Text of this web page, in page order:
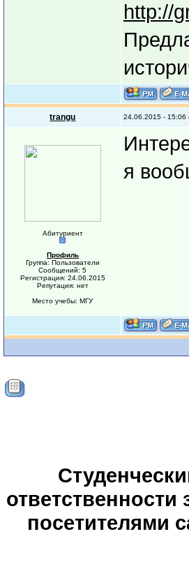
http://
trangu 24.06.2015 - 15:06
Абитуриент
Профиль
Группа: Пользователи
Сообщений: 5
Регистрация: 24.06.2015
Репутация: нет
Место учебы: МГУ
я
посетителями